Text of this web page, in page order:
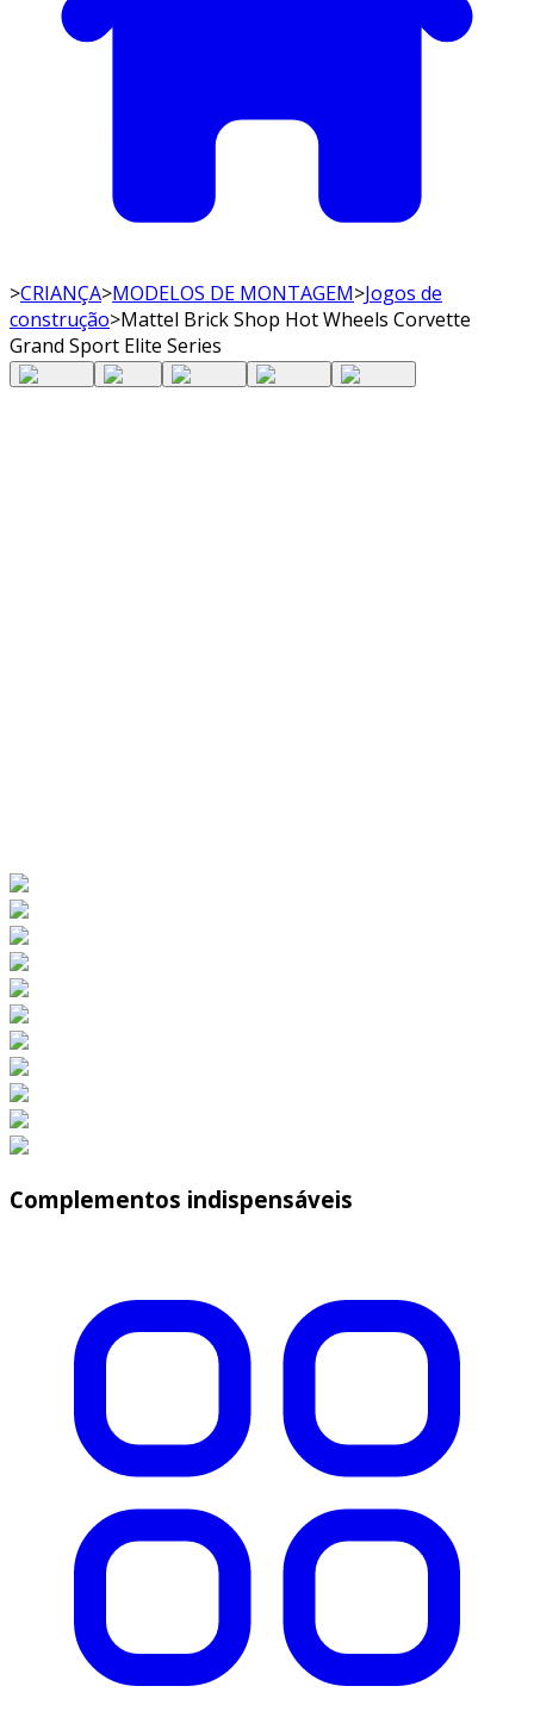
>CRIANÇA>MODELOS DE MONTAGEM>Jogos de
construção>Mattel Brick Shop Hot Wheels Corvette
Grand Sport Elite Series
Complementos indispensáveis